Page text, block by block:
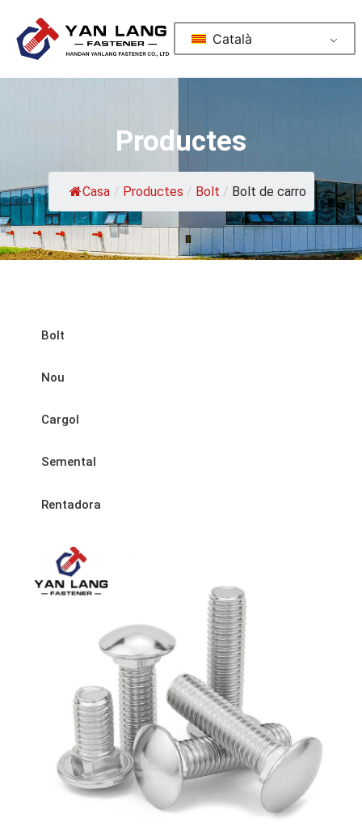
Català
Productes
Casa / Productes / Bolt / Bolt de carro
Bolt
Nou
Cargol
Semental
Rentadora